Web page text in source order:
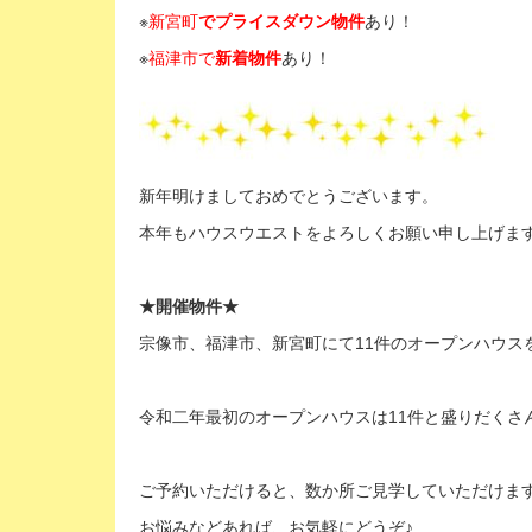
※新宮町でプライスダウン物件あり！
※福津市で新着物件あり！
新年明けましておめでとうございます。
本年もハウスウエストをよろしくお願い申し上げます
★開催物件★
宗像市、福津市、新宮町にて11件のオープンハウス
令和二年最初のオープンハウスは11件と盛りだくさ
ご予約いただけると、数か所ご見学していただけます
お悩みなどあれば、お気軽にどうぞ♪